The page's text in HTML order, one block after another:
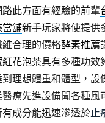
此方面有經驗的前輩
當舖新手玩家將使提供
合理的價格酵素推薦
紅花泡茶具有多種功效
到理想體重和體型，設
療先進設備聞各種風
成分能迅速滲透於止